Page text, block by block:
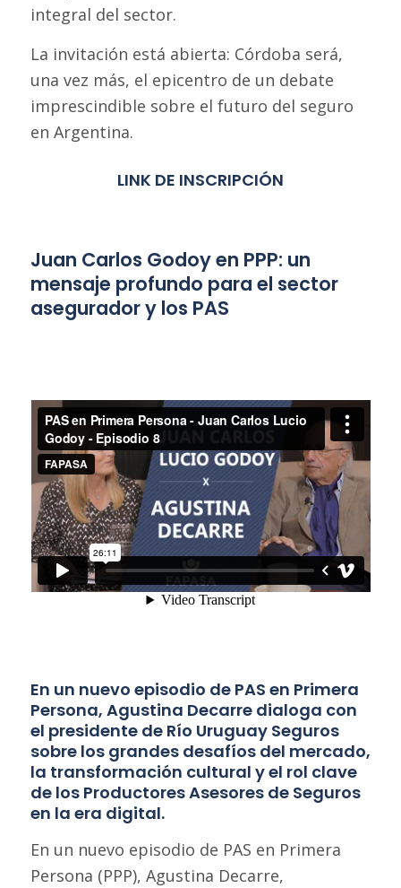
integral del sector.
La invitación está abierta: Córdoba será,
una vez más, el epicentro de un debate
imprescindible sobre el futuro del seguro
en Argentina.
LINK DE INSCRIPCIÓN
Juan Carlos Godoy en PPP: un
mensaje profundo para el sector
asegurador y los PAS
En un nuevo episodio de PAS en Primera
Persona, Agustina Decarre dialoga con
el presidente de Río Uruguay Seguros
sobre los grandes desafíos del mercado,
la transformación cultural y el rol clave
de los Productores Asesores de Seguros
en la era digital.
En un nuevo episodio de PAS en Primera
Persona (PPP), Agustina Decarre,